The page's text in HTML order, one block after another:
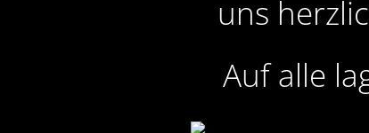
uns
Auf alle